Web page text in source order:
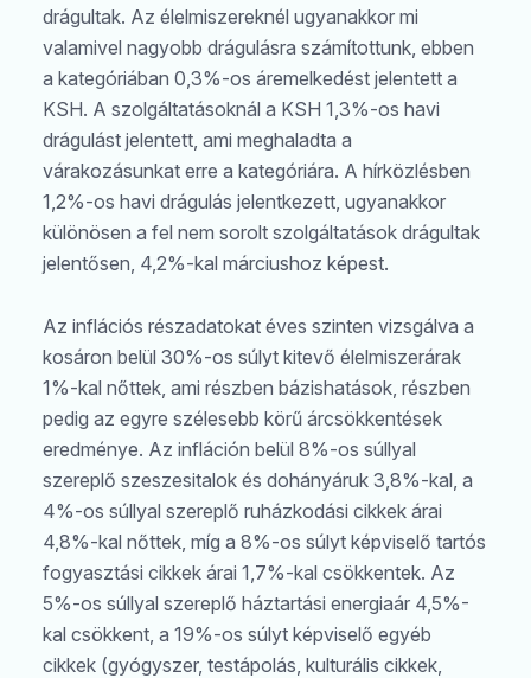
drágultak. Az élelmiszereknél ugyanakkor mi
valamivel nagyobb drágulásra számítottunk, ebben
a kategóriában 0,3%-os áremelkedést jelentett a
KSH. A szolgáltatásoknál a KSH 1,3%-os havi
drágulást jelentett, ami meghaladta a
várakozásunkat erre a kategóriára. A hírközlésben
1,2%-os havi drágulás jelentkezett, ugyanakkor
különösen a fel nem sorolt szolgáltatások drágultak
jelentősen, 4,2%-kal márciushoz képest.
Az inflációs részadatokat éves szinten vizsgálva a
kosáron belül 30%-os súlyt kitevő élelmiszerárak
1%-kal nőttek, ami részben bázishatások, részben
pedig az egyre szélesebb körű árcsökkentések
eredménye. Az infláción belül 8%-os súllyal
szereplő szeszesitalok és dohányáruk 3,8%-kal, a
4%-os súllyal szereplő ruházkodási cikkek árai
4,8%-kal nőttek, míg a 8%-os súlyt képviselő tartós
fogyasztási cikkek árai 1,7%-kal csökkentek. Az
5%-os súllyal szereplő háztartási energiaár 4,5%-
kal csökkent, a 19%-os súlyt képviselő egyéb
cikkek (gyógyszer, testápolás, kulturális cikkek,